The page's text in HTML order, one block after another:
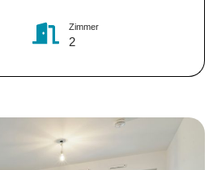
Zimmer
2